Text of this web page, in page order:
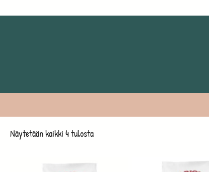
Näytetään kaikki 4 tulosta